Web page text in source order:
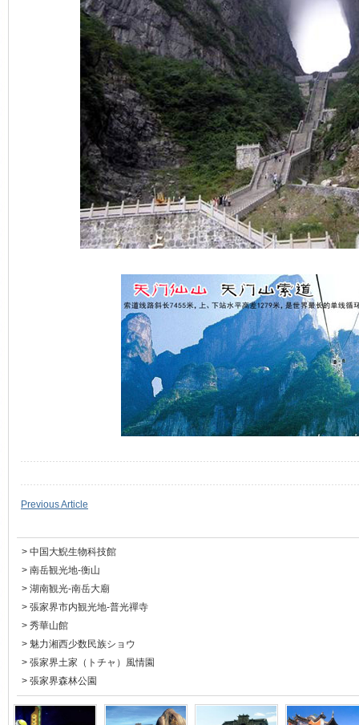
Previous Article
> 中国大鯢生物科技館
> 南岳観光地-衡山
> 湖南観光-南岳大廟
> 張家界市内観光地-普光禪寺
> 秀華山館
> 魅力湘西少数民族ショウ
> 張家界土家（トチャ）風情園
> 張家界森林公園